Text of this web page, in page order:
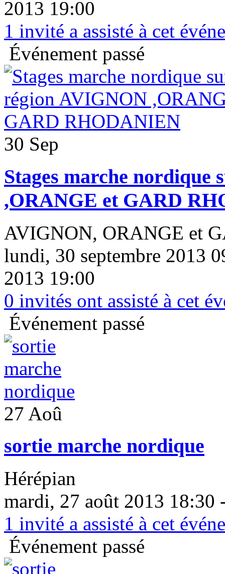
2013 19:00
1 invité a assisté à cet
Événement passé
30 Sep
Stages marche nordique
,ORANGE et GARD
AVIGNON, ORANGE et
lundi, 30 septembre 2013
2013 19:00
0 invités ont assisté à cet
Événement passé
27 Aoû
sortie marche nordique
Hérépian
mardi, 27 août 2013 18:30
1 invité a assisté à cet
Événement passé